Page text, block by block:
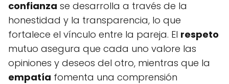
confianza se desarrolla a través de la
honestidad y la transparencia, lo que
fortalece el vínculo entre la pareja. El respeto
mutuo asegura que cada uno valore las
opiniones y deseos del otro, mientras que la
empatía fomenta una comprensión